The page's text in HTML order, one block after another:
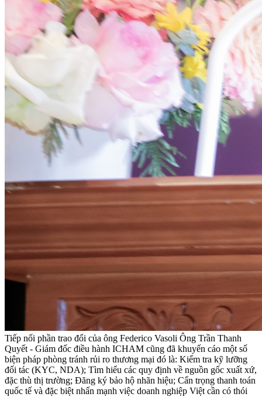
Tiếp nối phần trao đổi của ông Federico Vasoli Ông Trần Thanh
Quyết - Giám đốc điều hành ICHAM cũng đã khuyến cáo một số
biện pháp phòng tránh rủi ro thương mại đó là: Kiểm tra kỹ lưỡng
đối tác (KYC, NDA); Tìm hiểu các quy định về nguồn gốc xuất xứ,
đặc thù thị trường; Đăng ký bảo hộ nhãn hiệu; Cẩn trọng thanh toán
quốc tế và đặc biệt nhấn mạnh việc doanh nghiệp Việt cần có thói